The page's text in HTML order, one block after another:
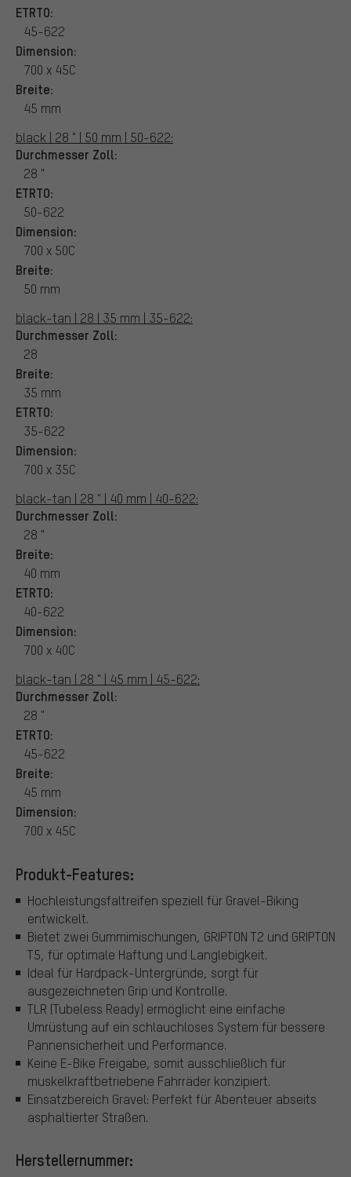
ETRTO:
45-622
Dimension:
700 x 45C
Breite:
45 mm
black | 28 " | 50 mm | 50-622:
Durchmesser Zoll:
28 "
ETRTO:
50-622
Dimension:
700 x 50C
Breite:
50 mm
black-tan | 28 | 35 mm | 35-622:
Durchmesser Zoll:
28
Breite:
35 mm
ETRTO:
35-622
Dimension:
700 x 35C
black-tan | 28 " | 40 mm | 40-622:
Durchmesser Zoll:
28 "
Breite:
40 mm
ETRTO:
40-622
Dimension:
700 x 40C
black-tan | 28 " | 45 mm | 45-622:
Durchmesser Zoll:
28 "
ETRTO:
45-622
Breite:
45 mm
Dimension:
700 x 45C
Produkt-Features:
Hochleistungsfaltreifen speziell für Gravel-Biking
entwickelt.
Bietet zwei Gummimischungen, GRIPTON T2 und GRIPTON
T5, für optimale Haftung und Langlebigkeit.
Ideal für Hardpack-Untergründe, sorgt für
ausgezeichneten Grip und Kontrolle.
TLR (Tubeless Ready) ermöglicht eine einfache
Umrüstung auf ein schlauchloses System für bessere
Pannensicherheit und Performance.
Keine E-Bike Freigabe, somit ausschließlich für
muskelkraftbetriebene Fahrräder konzipiert.
Einsatzbereich Gravel: Perfekt für Abenteuer abseits
asphaltierter Straßen.
Herstellernummer: